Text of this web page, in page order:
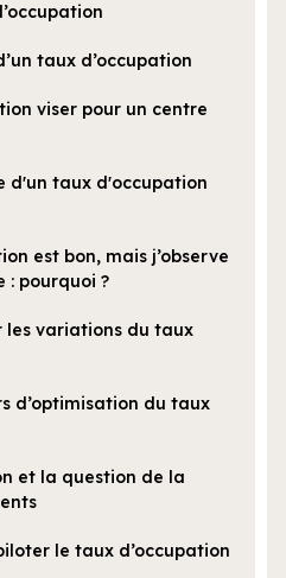
taux d’occupation
viser pour un centre
d'un taux d'occupation
est bon, mais j’observe
: pourquoi ?
les variations du taux
d’optimisation du taux
et la question de la
le taux d’occupation